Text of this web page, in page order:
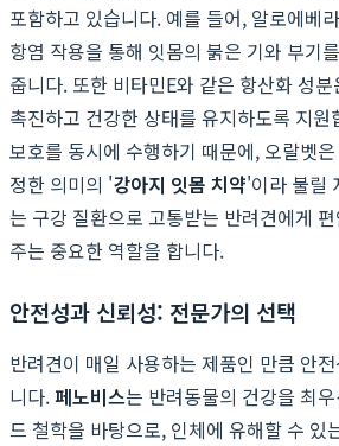
포함하고 있습니다. 예를 들어, 알로에베
항염 작용을 통해 잇몸의 붉은 기와 부기
줍니다. 또한 비타민E와 같은 항산화 성
촉진하고 건강한 상태를 유지하도록 지
보호를 동시에 수행하기 때문에, 오랄벳
정한 의미의 '강아지 잇몸 치약'이라 불릴
는 구강 질환으로 고통받는 반려견에게
주는 중요한 역할을 합니다.
안전성과 신뢰성: 전문가의 선택
반려견이 매일 사용하는 제품인 만큼 안
니다.페노비스는 반려동물의 건강을 최
드 철학을 바탕으로, 인체에 유해할 수 있